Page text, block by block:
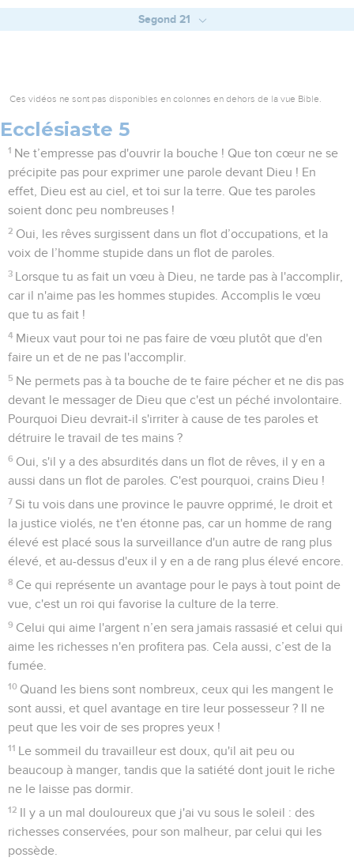
Segond 21
Ces vidéos ne sont pas disponibles en colonnes en dehors de la vue Bible.
Ecclésiaste 5
1 Ne t’empresse pas d'ouvrir la bouche ! Que ton cœur ne se
précipite pas pour exprimer une parole devant Dieu ! En
effet, Dieu est au ciel, et toi sur la terre. Que tes paroles
soient donc peu nombreuses !
2 Oui, les rêves surgissent dans un flot d’occupations, et la
voix de l’homme stupide dans un flot de paroles.
3 Lorsque tu as fait un vœu à Dieu, ne tarde pas à l'accomplir,
car il n'aime pas les hommes stupides. Accomplis le vœu
que tu as fait !
4 Mieux vaut pour toi ne pas faire de vœu plutôt que d'en
faire un et de ne pas l'accomplir.
5 Ne permets pas à ta bouche de te faire pécher et ne dis pas
devant le messager de Dieu que c'est un péché involontaire.
Pourquoi Dieu devrait-il s'irriter à cause de tes paroles et
détruire le travail de tes mains ?
6 Oui, s'il y a des absurdités dans un flot de rêves, il y en a
aussi dans un flot de paroles. C'est pourquoi, crains Dieu !
7 Si tu vois dans une province le pauvre opprimé, le droit et
la justice violés, ne t'en étonne pas, car un homme de rang
élevé est placé sous la surveillance d'un autre de rang plus
élevé, et au-dessus d'eux il y en a de rang plus élevé encore.
8 Ce qui représente un avantage pour le pays à tout point de
vue, c'est un roi qui favorise la culture de la terre.
9 Celui qui aime l'argent n’en sera jamais rassasié et celui qui
aime les richesses n'en profitera pas. Cela aussi, c’est de la
fumée.
10 Quand les biens sont nombreux, ceux qui les mangent le
sont aussi, et quel avantage en tire leur possesseur ? Il ne
peut que les voir de ses propres yeux !
11 Le sommeil du travailleur est doux, qu'il ait peu ou
beaucoup à manger, tandis que la satiété dont jouit le riche
ne le laisse pas dormir.
12 Il y a un mal douloureux que j'ai vu sous le soleil : des
richesses conservées, pour son malheur, par celui qui les
possède.